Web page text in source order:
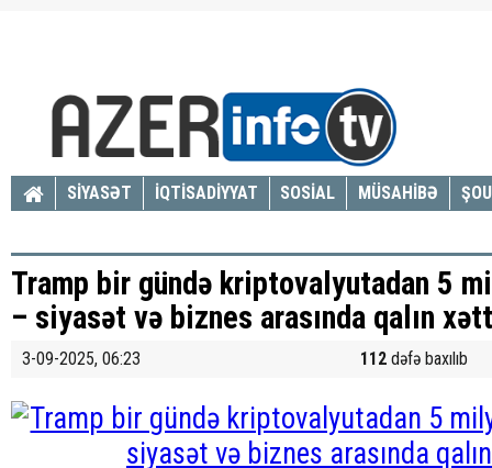
SİYASƏT İQTİSADİYYAT SOSİAL MÜSAHİBƏ
Tramp bir gündə kriptovalyutadan 5
– siyasət və biznes arasında qalın
3-09-2025, 06:23 112 dəfə baxılıb